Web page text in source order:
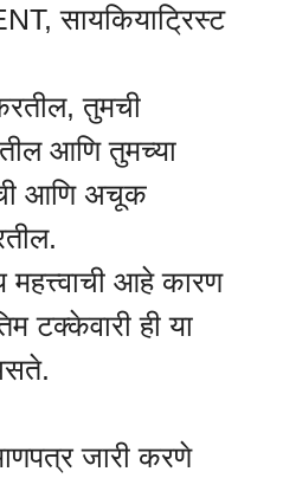
सायकियाट्रिस्ट
तुमची
आणि तुमच्या
आणि अचूक
महत्त्वाची आहे कारण
टक्केवारी ही या
जारी करणे